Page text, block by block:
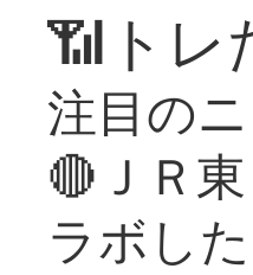
📶トレ
注目の
🔴ＪＲ
ラボし